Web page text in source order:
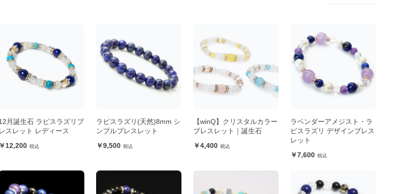
月誕生石 ラピスラズリブ
レスレット レディース
12,200
ラピスラズリ(天然)8mm シ
ンプルブレスレット
9,500
【winQ】クリスタルカラー
ブレスレット｜誕生石
4,400
ラベンダーアメジスト・ラ
ピスラズリ デザインブレス
レット
7,600